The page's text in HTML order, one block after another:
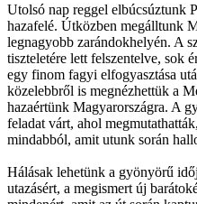
Utolsó nap reggel elbúcsúztunk
hazafelé. Útközben megálltunk
legnagyobb zarándokhelyén. A
tiszteletére lett felszentelve, sok
egy finom fagyi elfogyasztása
közelebbről is megnézhettük a
hazaértünk Magyarországra. A
feladat várt, ahol
mindabból, amit utunk során
Hálásak lehetünk a gyönyörű
utazásért, a megismert új